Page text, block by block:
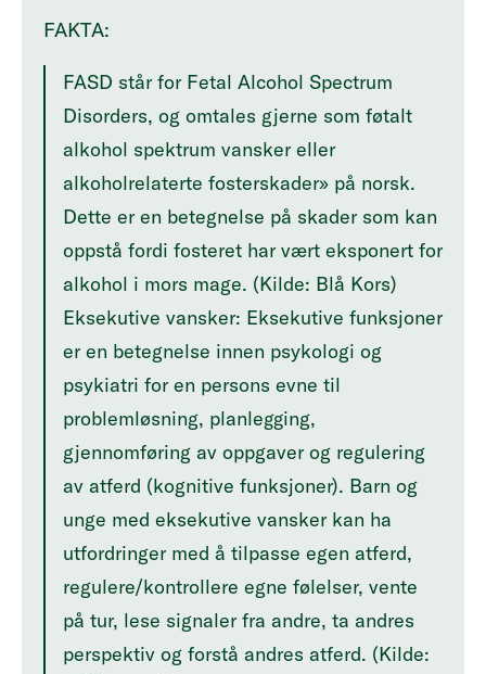
FAKTA:
FASD står for Fetal Alcohol Spectrum
Disorders, og omtales gjerne som føtalt
alkohol spektrum vansker eller
alkoholrelaterte fosterskader» på norsk.
Dette er en betegnelse på skader som kan
oppstå fordi fosteret har vært eksponert for
alkohol i mors mage. (Kilde: Blå Kors)
Eksekutive vansker: Eksekutive funksjoner
er en betegnelse innen psykologi og
psykiatri for en persons evne til
problemløsning, planlegging,
gjennomføring av oppgaver og regulering
av atferd (kognitive funksjoner). Barn og
unge med eksekutive vansker kan ha
utfordringer med å tilpasse egen atferd,
regulere/kontrollere egne følelser, vente
på tur, lese signaler fra andre, ta andres
perspektiv og forstå andres atferd. (Kilde: